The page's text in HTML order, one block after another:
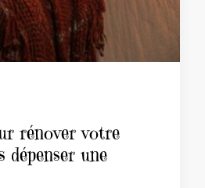
rénover votre
dépenser une